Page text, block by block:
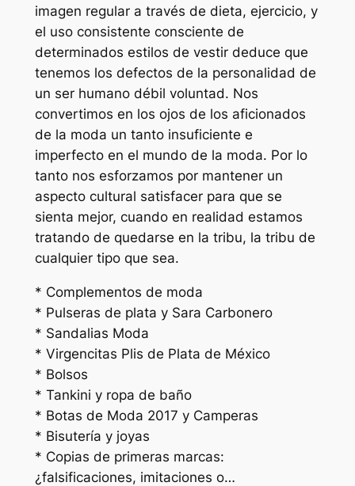
imagen regular a través de dieta, ejercicio, y
el uso consistente consciente de
determinados estilos de vestir deduce que
tenemos los defectos de la personalidad de
un ser humano débil voluntad. Nos
convertimos en los ojos de los aficionados
de la moda un tanto insuficiente e
imperfecto en el mundo de la moda. Por lo
tanto nos esforzamos por mantener un
aspecto cultural satisfacer para que se
sienta mejor, cuando en realidad estamos
tratando de quedarse en la tribu, la tribu de
cualquier tipo que sea.
* Complementos de moda
* Pulseras de plata y Sara Carbonero
* Sandalias Moda
* Virgencitas Plis de Plata de México
* Bolsos
* Tankini y ropa de baño
* Botas de Moda 2017 y Camperas
* Bisutería y joyas
* Copias de primeras marcas:
¿falsificaciones, imitaciones o…